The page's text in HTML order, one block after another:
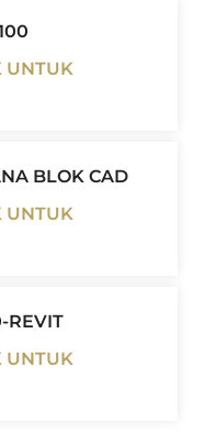
UNTUK
BLOK CAD
UNTUK
REVIT
UNTUK